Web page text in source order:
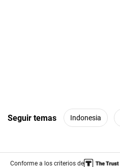
Seguir temas Indonesia
Conforme a los criterios de